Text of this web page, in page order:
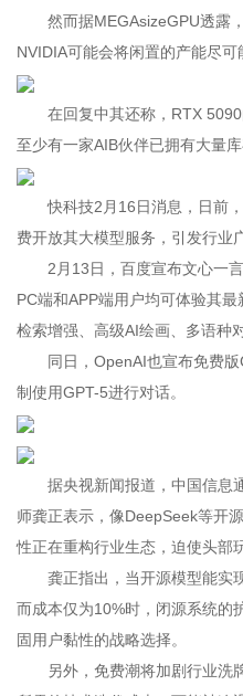
然而据MEGAsizeGPU透露，
NVIDIA可能会将闲置的产能尽可
在回复中其还称，RTX 5090
至少有一家AIB伙伴已拥有大量库
快科技2月16日消息，日前，
费开放其大模型服务，引发行业
2月13日，百度宣布文心一言
PC端和APP端用户均可体验其
检索增强、高级AI绘画、多语种
同日，OpenAI也宣布免费版
制使用GPT-5进行对话。
据央视新闻报道，中国信息
师龚正表示，像DeepSeek等开
性正在重构行业生态，迫使头部
龚正指出，当开源模型能实现
而成本仅为10%时，闭源系统的
固用户黏性的战略选择。
另外，免费潮将加剧行业洗